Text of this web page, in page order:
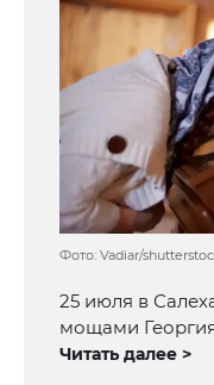
Фото: Vadiar/
25 июля в
мощами
Читать далее >